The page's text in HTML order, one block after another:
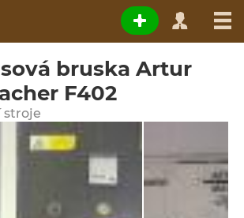
bruska Artur
F402
stroje